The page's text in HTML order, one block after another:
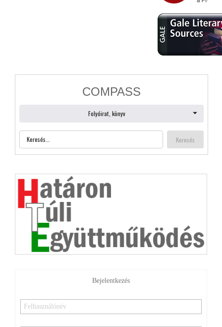
Bejelentkezés